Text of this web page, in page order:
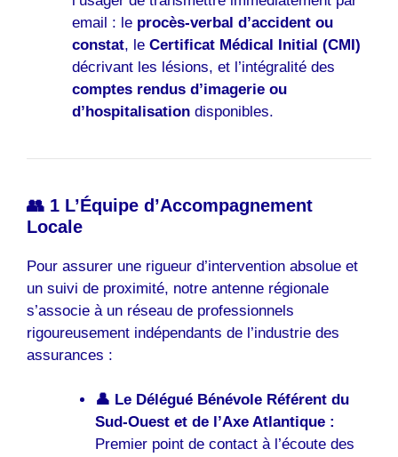
email : le procès-verbal d’accident ou
constat, le Certificat Médical Initial (CMI)
décrivant les lésions, et l’intégralité des
comptes rendus d’imagerie ou
d’hospitalisation disponibles.
👥 1 L’Équipe d’Accompagnement
Locale
Pour assurer une rigueur d’intervention absolue et
un suivi de proximité, notre antenne régionale
s’associe à un réseau de professionnels
rigoureusement indépendants de l’industrie des
assurances :
👤 Le Délégué Bénévole Référent du
Sud-Ouest et de l’Axe Atlantique :
Premier point de contact à l’écoute des